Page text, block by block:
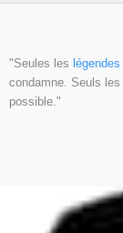
"Seules les légendes
condamne. Seuls les
possible."